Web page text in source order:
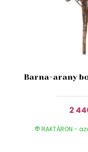
Barna-arany
2
RAKTÁRON -